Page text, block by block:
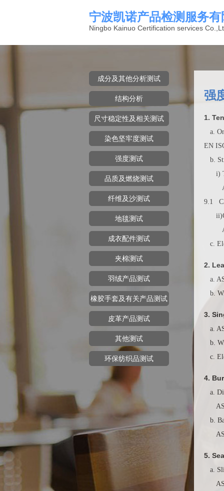
宁波凯诺产品检测服务
Ningbo Kainuo Certification services
成分及其他分析测试
结构分析
尺寸稳定性及相关测试
染色坚牢度测试
强度测试
品质及燃烧测试
纤维及沙测试
地毯测试
成衣配件测试
夹棉测试
羽绒产品测试
橡胶手套及有关产品测试
皮革产品测试
其他测试
环保纺织品测试
强
1.
a.
EN
b.
i)
9.1
c.
2.
a.
b.
3.
a.
b.
c.
4.
a.
b.
5.
a.